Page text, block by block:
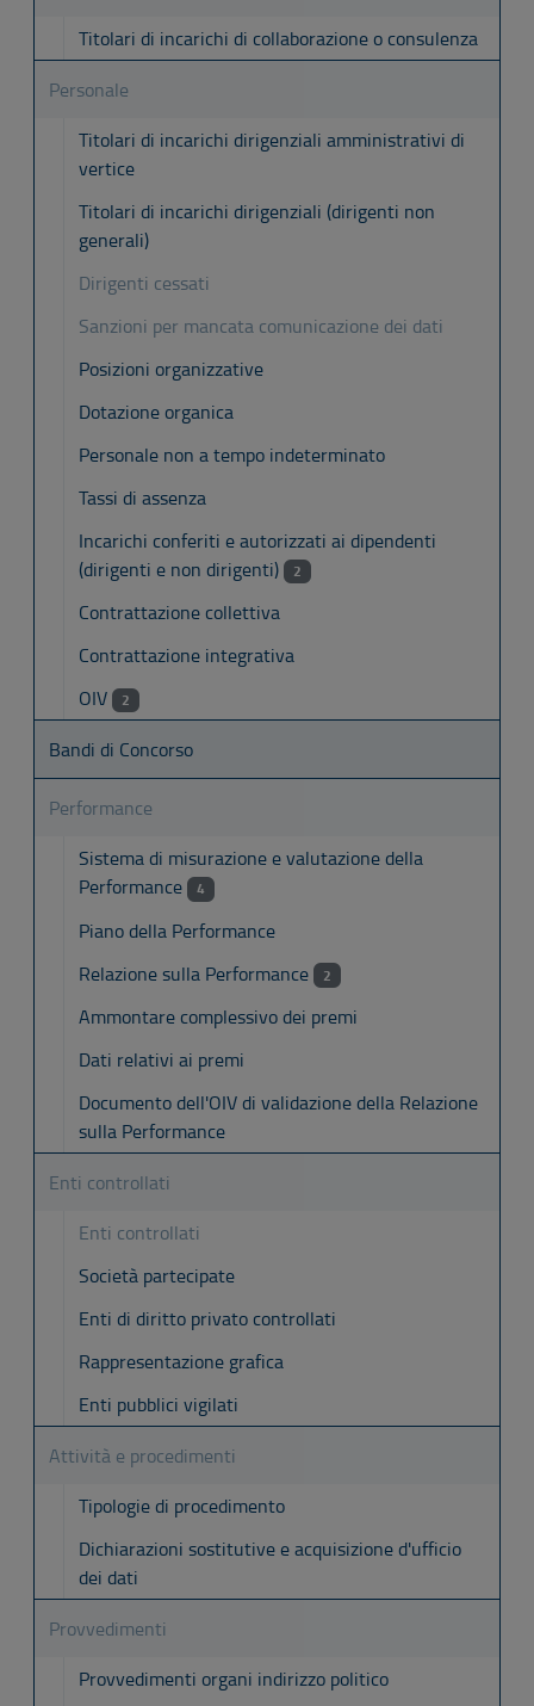
Titolari di incarichi di collaborazione o consulenza
Personale
Titolari di incarichi dirigenziali amministrativi di
vertice
Titolari di incarichi dirigenziali (dirigenti non
generali)
Dirigenti cessati
Sanzioni per mancata comunicazione dei dati
Posizioni organizzative
Dotazione organica
Personale non a tempo indeterminato
Tassi di assenza
Incarichi conferiti e autorizzati ai dipendenti
(dirigenti e non dirigenti)
2
Contrattazione collettiva
Contrattazione integrativa
OIV
2
Bandi di Concorso
Performance
Sistema di misurazione e valutazione della
Performance
4
Piano della Performance
Relazione sulla Performance
2
Ammontare complessivo dei premi
Dati relativi ai premi
Documento dell'OIV di validazione della Relazione
sulla Performance
Enti controllati
Enti controllati
Società partecipate
Enti di diritto privato controllati
Rappresentazione grafica
Enti pubblici vigilati
Attività e procedimenti
Tipologie di procedimento
Dichiarazioni sostitutive e acquisizione d'ufficio
dei dati
Provvedimenti
Provvedimenti organi indirizzo politico